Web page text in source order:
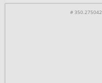
# 350.275042